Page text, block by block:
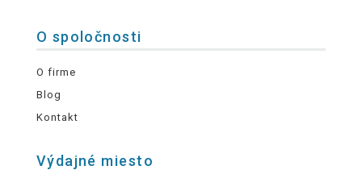
O spoločnosti
O firme
Blog
Kontakt
Výdajné miesto